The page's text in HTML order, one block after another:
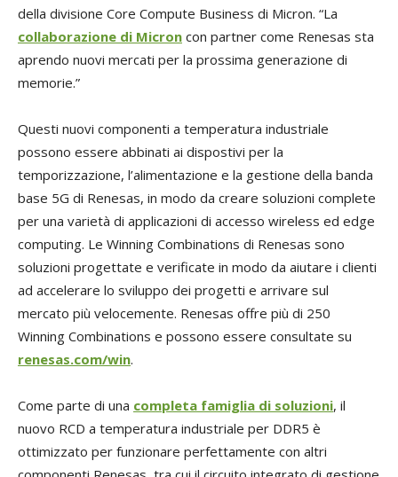
della divisione Core Compute Business di Micron. “La
collaborazione di Micron con partner come Renesas sta
aprendo nuovi mercati per la prossima generazione di
memorie.”
Questi nuovi componenti a temperatura industriale
possono essere abbinati ai dispostivi per la
temporizzazione, l’alimentazione e la gestione della banda
base 5G di Renesas, in modo da creare soluzioni complete
per una varietà di applicazioni di accesso wireless ed edge
computing. Le Winning Combinations di Renesas sono
soluzioni progettate e verificate in modo da aiutare i clienti
ad accelerare lo sviluppo dei progetti e arrivare sul
mercato più velocemente. Renesas offre più di 250
Winning Combinations e possono essere consultate su
renesas.com/win.
Come parte di una completa famiglia di soluzioni, il
nuovo RCD a temperatura industriale per DDR5 è
ottimizzato per funzionare perfettamente con altri